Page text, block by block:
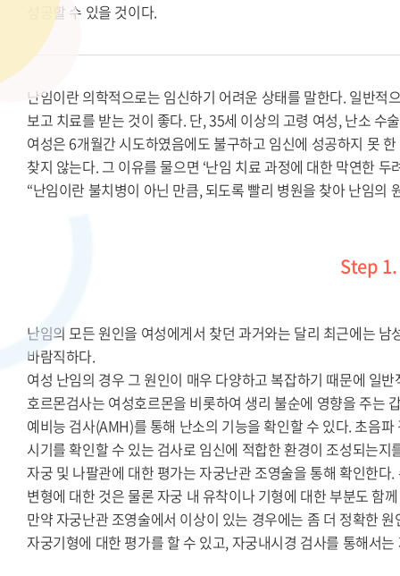
성공할 수 있을 것이다.
난임이란 의학적으로는 임신하기 어려운 상태를 말한다. 일반
보고 치료를 받는 것이 좋다. 단, 35세 이상의 고령 여성, 난소
여성은 6개월간 시도하였음에도 불구하고 임신에 성공하지 못
찾지 않는다. 그 이유를 물으면 ‘난임 치료 과정에 대한 막연한
“난임이란 불치병이 아닌 만큼, 되도록 빨리 병원을 찾아 난임
Step 1.
난임의 모든 원인을 여성에게서 찾던 과거와는 달리 최근에는
바람직하다.
여성 난임의 경우 그 원인이 매우 다양하고 복잡하기 때문에 일
호르몬검사는 여성호르몬을 비롯하여 생리 불순에 영향을 주는
예비능 검사(AMH)를 통해 난소의 기능을 확인할 수 있다. 초음
시기를 확인할 수 있는 검사로 임신에 적합한 환경이 조성되는지
자궁 및 나팔관에 대한 평가는 자궁난관 조영술을 통해 확인한
변형에 대한 것은 물론 자궁 내 유착이나 기형에 대한 부분도 함
만약 자궁난관 조영술에서 이상이 있는 경우에는 좀 더 정확한
자궁기형에 대한 평가를 할 수 있고, 자궁내시경 검사를 통해서